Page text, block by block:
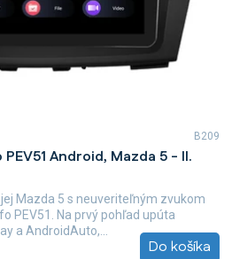
Android, Mazda 5 - II.
Do košíka
Mazda 5 s neuveriteľným zvukom
PEV51. Na prvý pohľad upúta
a AndroidAuto,...
B209